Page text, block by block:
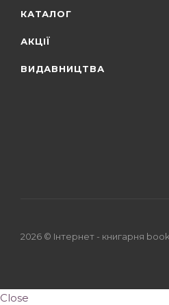
КАТАЛОГ
АКЦІЇ
ВИДАВНИЦТВА
2026 © Iнтернет - книгарня
Close